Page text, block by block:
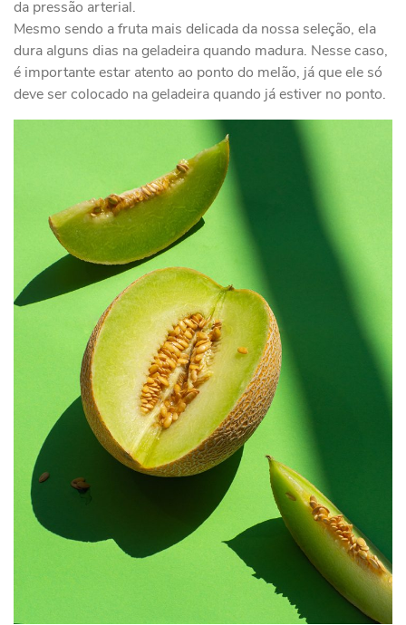
da pressão arterial.
Mesmo sendo a fruta mais delicada da nossa seleção, ela
dura alguns dias na geladeira quando madura. Nesse caso,
é importante estar atento ao ponto do melão, já que ele só
deve ser colocado na geladeira quando já estiver no ponto.